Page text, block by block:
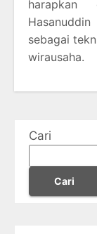
harapkan
sebagai
wirausaha.
Cari
Cari